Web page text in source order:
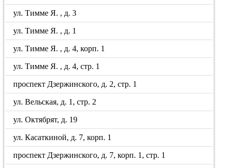
ул. Тимме Я. , д. 3
ул. Тимме Я. , д. 1
ул. Тимме Я. , д. 4, корп. 1
ул. Тимме Я. , д. 4, стр. 1
проспект Дзержинского, д. 2, стр. 1
ул. Вельская, д. 1, стр. 2
ул. Октябрят, д. 19
ул. Касаткиной, д. 7, корп. 1
проспект Дзержинского, д. 7, корп. 1, стр. 1